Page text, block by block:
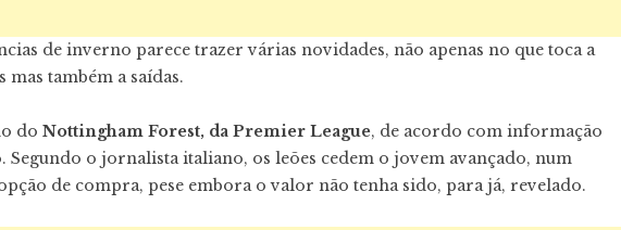
de inverno parece trazer várias novidades, não apenas no que toca a
mas também a saídas.
do Nottingham Forest, da Premier League, de acordo com informação
Segundo o jornalista italiano, os leões cedem o jovem avançado, num
de compra, pese embora o valor não tenha sido, para já, revelado.